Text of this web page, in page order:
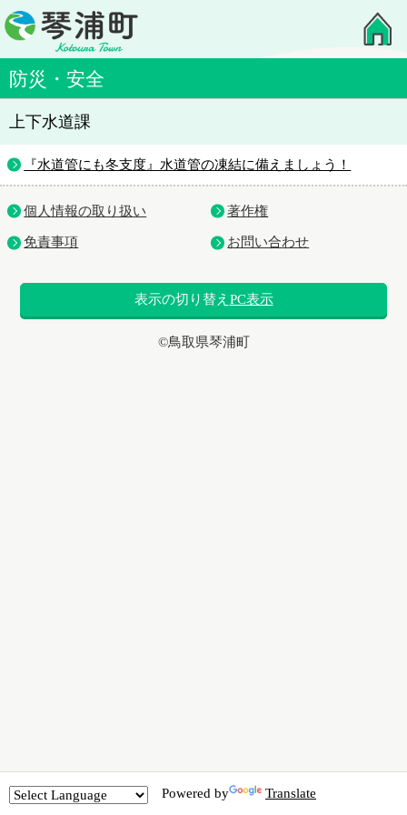
防災・安全
上下水道課
『水道管にも冬支度』水道管の凍結に備えましょう！
個人情報の取り扱い 著作権
免責事項 お問い合わせ
表示の切り替え PC表示
Powered by Translate
©鳥取県琴浦町